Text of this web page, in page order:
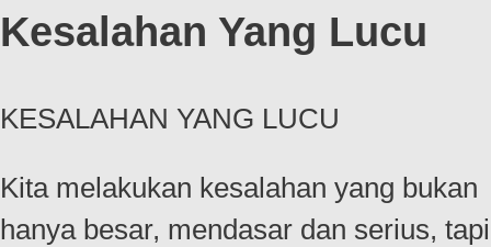
Kesalahan Yang Lucu
KESALAHAN YANG LUCU
Kita melakukan kesalahan yang bukan
hanya besar, mendasar dan serius, tapi